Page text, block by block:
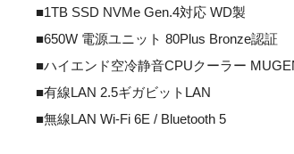
■1TB SSD NVMe Gen.4対応 WD製
■650W 電源ユニット 80Plus Bronze認証
■ハイエンド空冷静音CPUクーラー
■有線LAN 2.5ギガビットLAN
■無線LAN Wi-Fi 6E / Bluetooth 5